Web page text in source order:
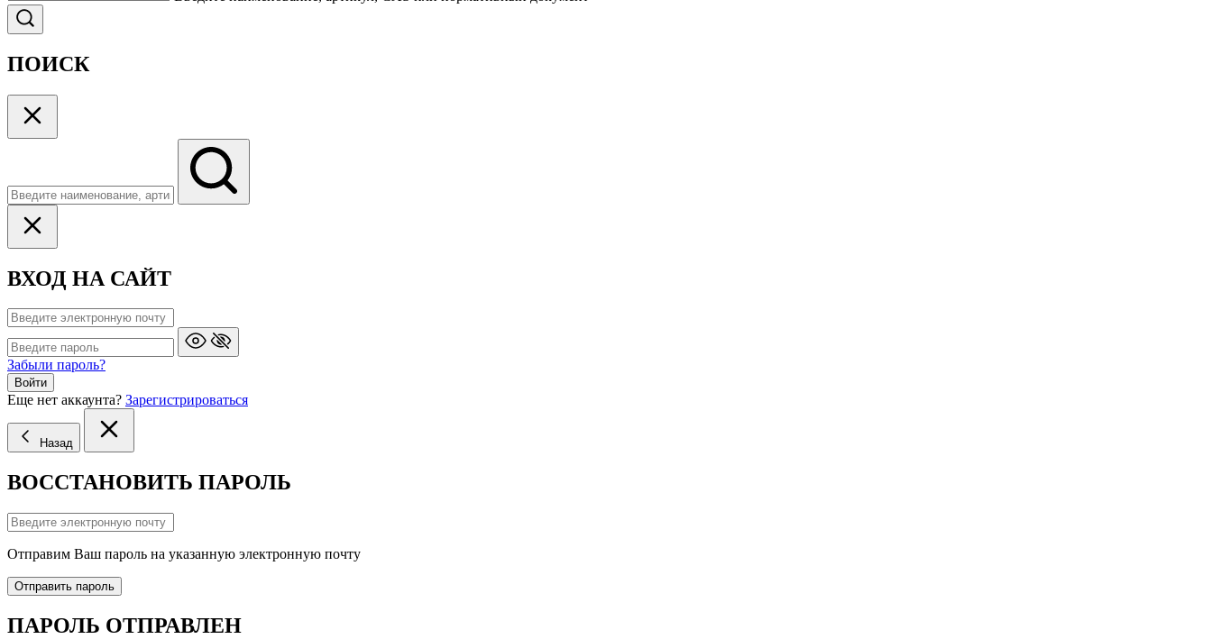
ПОИСК
ВХОД НА САЙТ
Забыли пароль?
Войти
Еще нет аккаунта? Зарегистрироваться
Назад
ВОССТАНОВИТЬ ПАРОЛЬ
Отправим Ваш пароль на указанную электронную почту
Отправить пароль
ПАРОЛЬ ОТПРАВЛЕН